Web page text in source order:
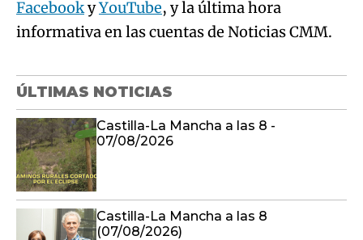
FacebookyYouTube, y la última hora
informativa en las cuentas de Noticias CMM.
ÚLTIMAS NOTICIAS
Castilla-La Mancha a las 8 -
07/08/2026
Castilla-La Mancha a las 8
(07/08/2026)